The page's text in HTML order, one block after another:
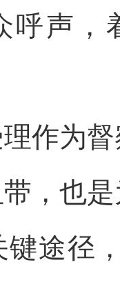
呼声，
作为
，也
键途径